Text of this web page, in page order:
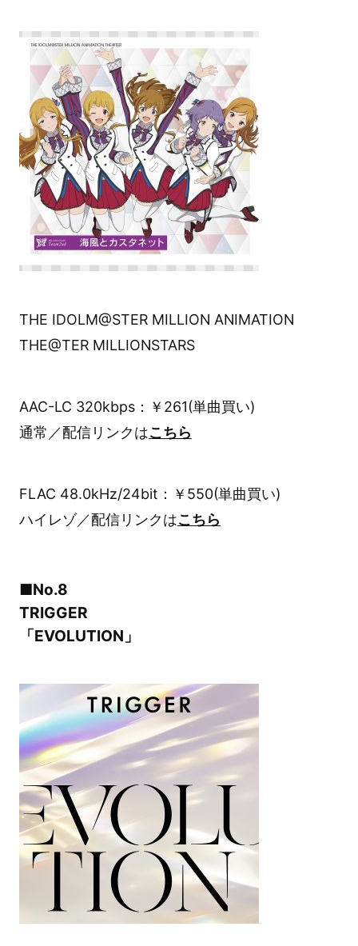
THE IDOLM@STER MILLION ANIMATION
THE@TER MILLIONSTARS
AAC-LC 320kbps：￥261(単曲買い)
通常／配信リンクはこちら
FLAC 48.0kHz/24bit：￥550(単曲買い)
ハイレゾ／配信リンクはこちら
■No.8
TRIGGER
「EVOLUTION」